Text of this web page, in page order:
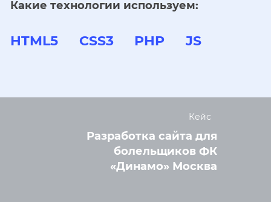
Какие технологии используем:
HTML5 CSS3 PHP JS
Кейс
Разработка сайта для
болельщиков ФК
«Динамо» Москва